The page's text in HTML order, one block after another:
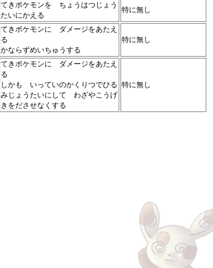
てきポケモンを ちょうはつじょう
たいにかえる
特に無し
てきポケモンに ダメージをあたえ
る
かならずめいちゅうする
特に無し
てきポケモンに ダメージをあたえ
る
しかも いっていのかくりつでひる
みじょうたいにして わざやこうげ
きをださせなくする
特に無し